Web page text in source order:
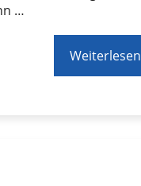
…
Weiterlesen